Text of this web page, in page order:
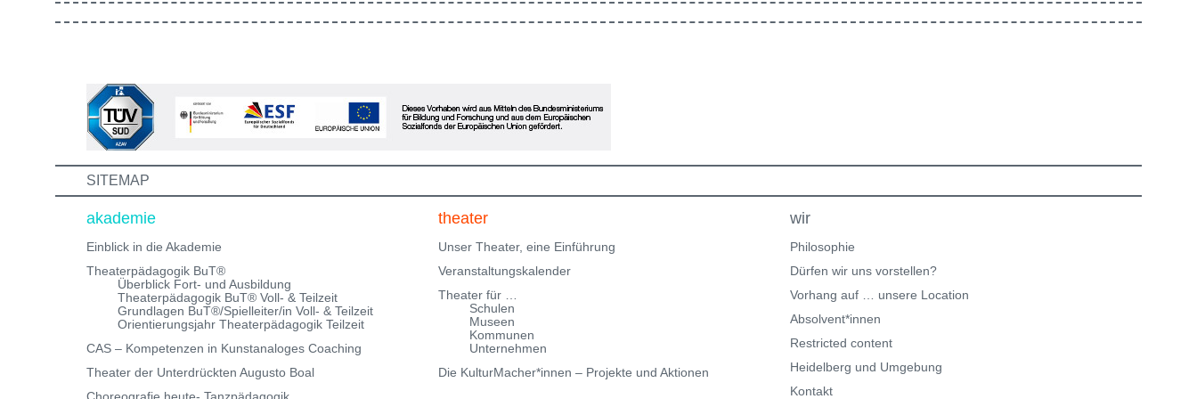
Weiterbildungen und erhalte eine Einladung zum
Informations- und Aufnahmeworkshop. Bei Fragen,
schreibe uns einfach eine Mail an:
info@theaterwerkstatt-heidelberg.de Wir freuen uns auf
Klingenteichstraße verfügen. Hinweise über
Parkmöglichkeiten findest Du hier:
SITEMAP
akademie
Einblick in die Akademie
Theaterpädagogik BuT®
Überblick Fort- und Ausbildung
Theaterpädagogik BuT® Voll- & Teilzeit
Grundlagen BuT®/Spielleiter/in Voll- & Teilzeit
Orientierungsjahr Theaterpädagogik Teilzeit
CAS – Kompetenzen in Kunstanaloges Coaching
Theater der Unterdrückten Augusto Boal
theater
Unser Theater, eine Einführung
Veranstaltungskalender
Theater für …
Schulen
Museen
Kommunen
Unternehmen
Die KulturMacher*innen – Projekte und Aktionen
wir
Philosophie
Dürfen wir uns vorstellen?
Vorhang auf … unsere Location
Absolvent*innen
Restricted content
Heidelberg und Umgebung
Kontakt